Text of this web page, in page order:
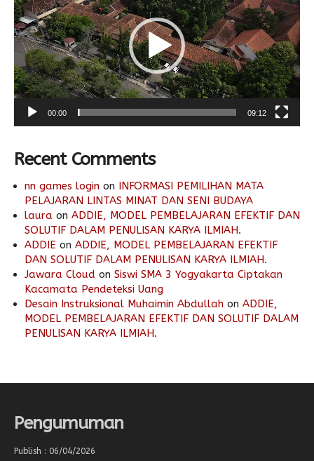
00:00 09:12
Recent Comments
nn games login on INFORMASI PEMILIHAN MATA
PELAJARAN LINTAS MINAT DAN SENI BUDAYA
laura on ADDIE, MODEL PEMBELAJARAN EFEKTIF DAN
SOLUTIF DALAM PENULISAN KARYA ILMIAH.
ADDIE on ADDIE, MODEL PEMBELAJARAN EFEKTIF
DAN SOLUTIF DALAM PENULISAN KARYA ILMIAH.
Jawara Cloud on Siswi SMA 3 Yogyakarta Ciptakan
Kacamata Pendeteksi Uang
Desain Instruksional Muhaimin Abdullah on ADDIE,
MODEL PEMBELAJARAN EFEKTIF DAN SOLUTIF DALAM
PENULISAN KARYA ILMIAH.
Pengumuman
Publish : 06/04/2026